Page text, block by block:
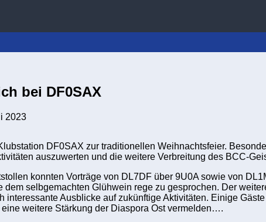
bei DF0SAX
2023
DF0SAX zur traditionellen Weihnachtsfeier.
auszuwerten und die weitere Verbreitung des BCC-
konnten Vorträge von DL7DF über 9U0A sowie von
selbgemachten Glühwein rege zu gesprochen. Der
Ausblicke auf zukünftige Aktivitäten. Einige
weitere Stärkung der Diaspora Ost vermelden….